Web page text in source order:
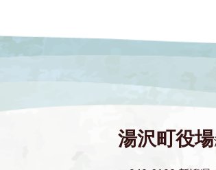
湯沢町役場